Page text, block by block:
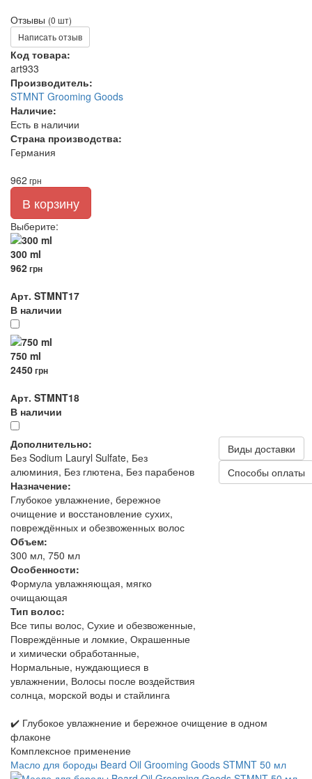
Отзывы (0 шт)
Написать отзыв
Код товара:
art933
Производитель:
STMNT Grooming Goods
Наличие:
Есть в наличии
Страна производства:
Германия
962 грн
В корзину
Выберите:
300 ml
962грн
Арт. STMNT17
В наличии
750 ml
2450грн
Арт. STMNT18
В наличии
Дополнительно:
Без Sodium Lauryl Sulfate, Без
алюминия, Без глютена, Без парабенов
Назначение:
Глубокое увлажнение, бережное
очищение и восстановление сухих,
повреждённых и обезвоженных волос
Объем:
300 мл, 750 мл
Особенности:
Формула увлажняющая, мягко
очищающая
Тип волос:
Все типы волос, Сухие и обезвоженные,
Повреждённые и ломкие, Окрашенные
и химически обработанные,
Нормальные, нуждающиеся в
увлажнении, Волосы после воздействия
солнца, морской воды и стайлинга
Виды доставки
Способы оплаты
✔️ Глубокое увлажнение и бережное очищение в одном
флаконе
Комплексное применение
Масло для бороды Beard Oil Grooming Goods STMNT 50 мл